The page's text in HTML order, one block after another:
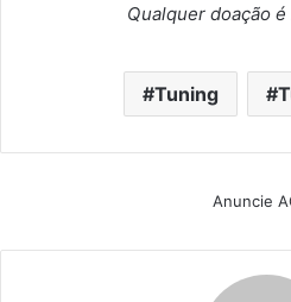
Qualquer doação
Tuning
Anuncie